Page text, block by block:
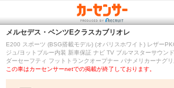
メルセデス・ベンツEクラスカブリオレ
E200 スポーツ (BSG搭載モデル) (オパリスホワイト) レザー
ジュ/ヨットブルー内装 新車保証 ナビ TV ブルマスターサウン
ダーセーフティ フットトランクオープナー パナメリカーナグ
この車はカーセンサーnetでの掲載が終了しております。